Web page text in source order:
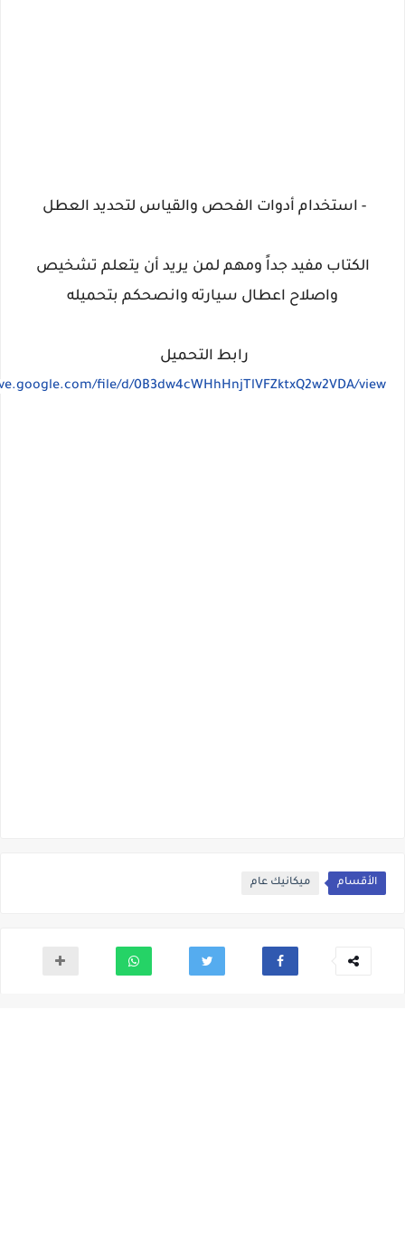
- استخدام أدوات الفحص والقياس لتحديد العطل
الكتاب مفيد جداً ومهم لمن يريد أن يتعلم تشخيص
واصلاح اعطال سيارته وانصحكم بتحميله
رابط التحميل
file/d/0B3dw4cWHhHnjTlVFZktxQ2w2VDA/view
الأقسام ميكانيك عام